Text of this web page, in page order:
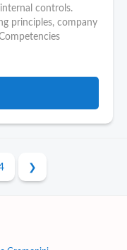
controls.
principles, company